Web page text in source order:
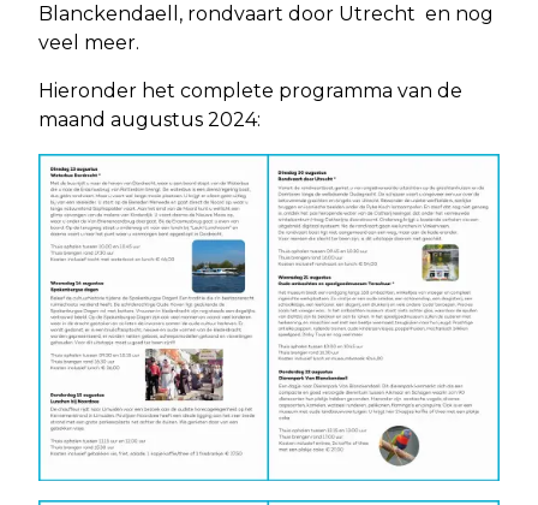
Blanckendaell, rondvaart door Utrecht en nog
veel meer.
Hieronder het complete programma van de
maand augustus 2024: